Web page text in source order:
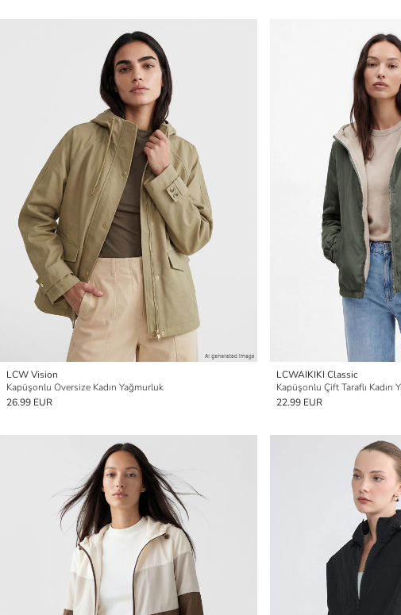
LCW Vision
Kapüşonlu Oversize Kadın Yağmurluk
26.99 EUR
LCWAIKIKI Classic
Kapüşonlu Çift Taraflı Kadın
22.99 EUR